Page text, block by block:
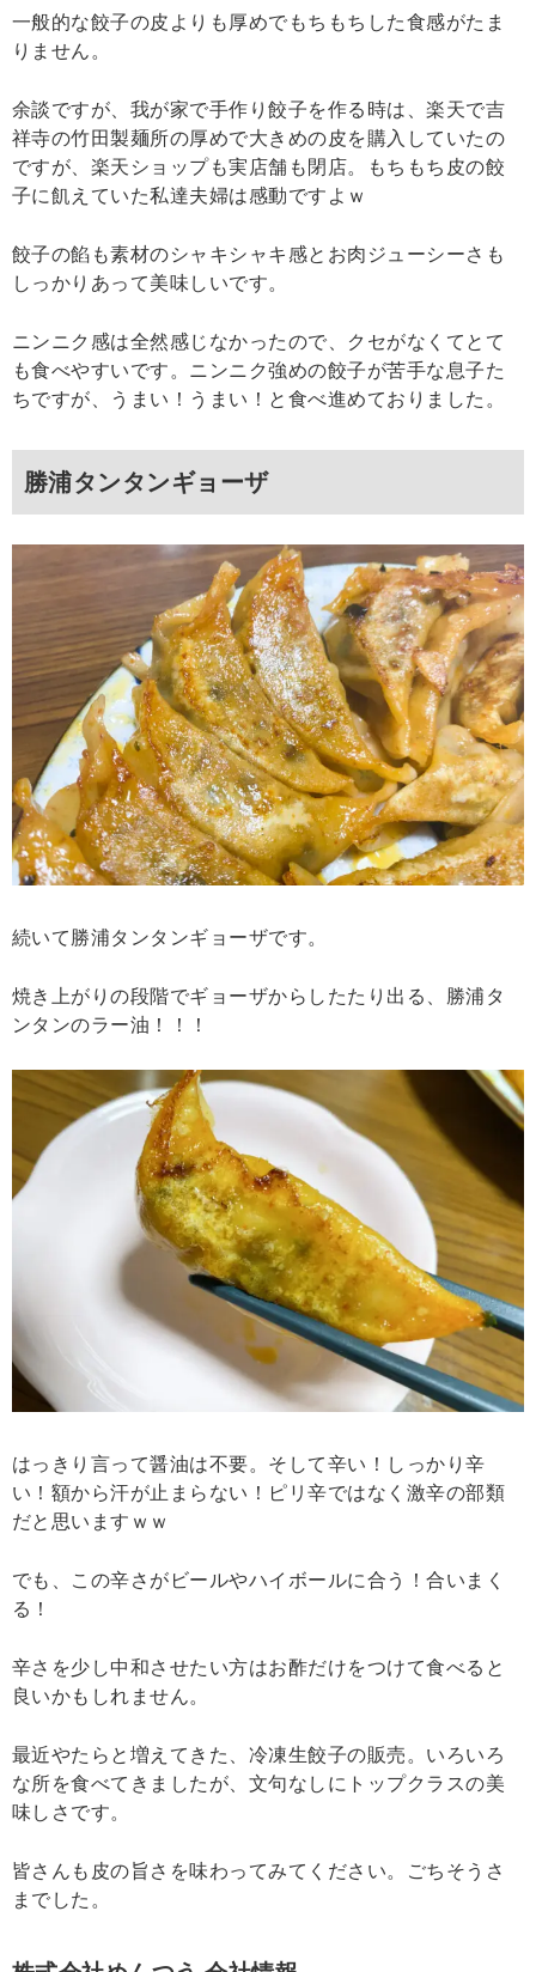
一般的な餃子の皮よりも厚めでもちもちした食感がたま
りません。
余談ですが、我が家で手作り餃子を作る時は、楽天で吉
祥寺の竹田製麺所の厚めで大きめの皮を購入していたの
ですが、楽天ショップも実店舗も閉店。もちもち皮の餃
子に飢えていた私達夫婦は感動ですよｗ
餃子の餡も素材のシャキシャキ感とお肉ジューシーさも
しっかりあって美味しいです。
ニンニク感は全然感じなかったので、クセがなくてとて
も食べやすいです。ニンニク強めの餃子が苦手な息子た
ちですが、うまい！うまい！と食べ進めておりました。
勝浦タンタンギョーザ
続いて勝浦タンタンギョーザです。
焼き上がりの段階でギョーザからしたたり出る、勝浦タ
ンタンのラー油！！！
はっきり言って醤油は不要。そして辛い！しっかり辛
い！額から汗が止まらない！ピリ辛ではなく激辛の部類
だと思いますｗｗ
でも、この辛さがビールやハイボールに合う！合いまく
る！
辛さを少し中和させたい方はお酢だけをつけて食べると
良いかもしれません。
最近やたらと増えてきた、冷凍生餃子の販売。いろいろ
な所を食べてきましたが、文句なしにトップクラスの美
味しさです。
皆さんも皮の旨さを味わってみてください。ごちそうさ
までした。